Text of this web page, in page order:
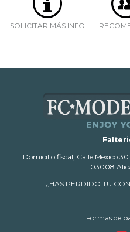
SOLICITAR MÁS INFO
Domicilio fiscal; Calle Mexico
03008
¿HAS PERDIDO TU
Formas de